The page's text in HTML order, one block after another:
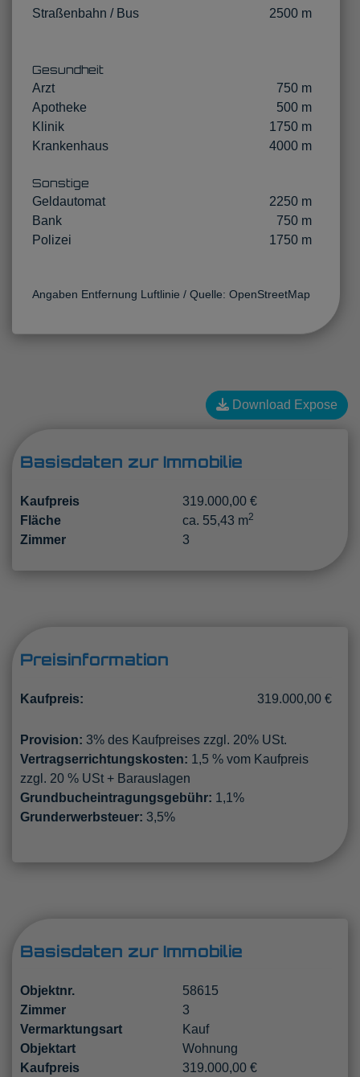
Straßenbahn / Bus
2500 m
Gesundheit
Arzt
750 m
Apotheke
500 m
Klinik
1750 m
Krankenhaus
4000 m
Sonstige
Geldautomat
2250 m
Bank
750 m
Polizei
1750 m
Angaben Entfernung Luftlinie / Quelle: OpenStreetMap
Download Expose
Basisdaten zur Immobilie
Kaufpreis
319.000,00 €
Fläche
ca. 55,43 m2
Zimmer 3
Preisinformation
Kaufpreis: 319.000,00 €
Provision: 3% des Kaufpreises zzgl. 20% USt.
Vertragserrichtungskosten: 1,5 % vom Kaufpreis
zzgl. 20 % USt + Barauslagen
Grundbucheintragungsgebühr: 1,1%
Grunderwerbsteuer: 3,5%
Basisdaten zur Immobilie
Objektnr.
58615
Zimmer
3
Vermarktungsart
Kauf
Objektart
Wohnung
Kaufpreis
319.000,00 €